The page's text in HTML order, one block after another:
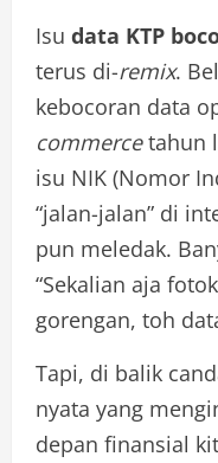
Isu data KTP
terus di-remix.
kebocoran data
commercetahun
isu NIK (Nomor
“jalan-jalan” di
pun meledak.
“Sekalian aja
gorengan, toh
Tapi, di balik
nyata yang
depan finansial